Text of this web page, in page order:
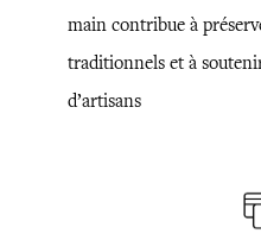
main contribue à
traditionnels et à
d’artisans